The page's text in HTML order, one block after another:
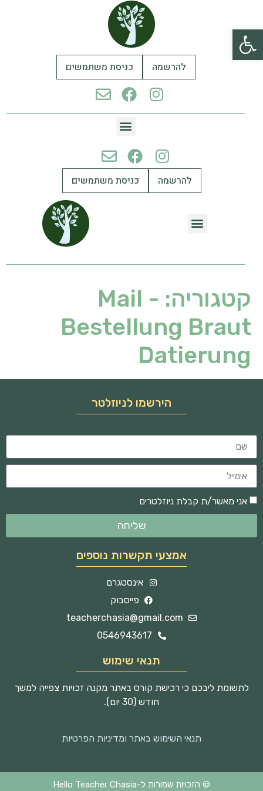
פתח סרגל נגישות
להרשמה כניסת משתמשים
להרשמה כניסת משתמשים
קטגוריה: Mail -
Bestellung Braut
Datierung
הירשמו לניוזלטר
אני מאשר/ת קבלת ניוזלטרים
שליחה
אמצעי תקשרות נוספים
אינסטגרם
פייסבוק
teacherchasia@gmail.com
0546943617
תנאי שימוש
לתשומת ליבכם כי רכישת קורס באתר מקנה זכויות צפייה למשך
חודש (30 יום).
תנאי השימוש באתר ומדיניות הפרטיות
© הזכויות שמורות ל-Hello Teacher Chasia